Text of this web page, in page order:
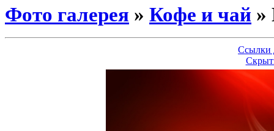
Фото галерея » Кофе и чай »
Ссылки